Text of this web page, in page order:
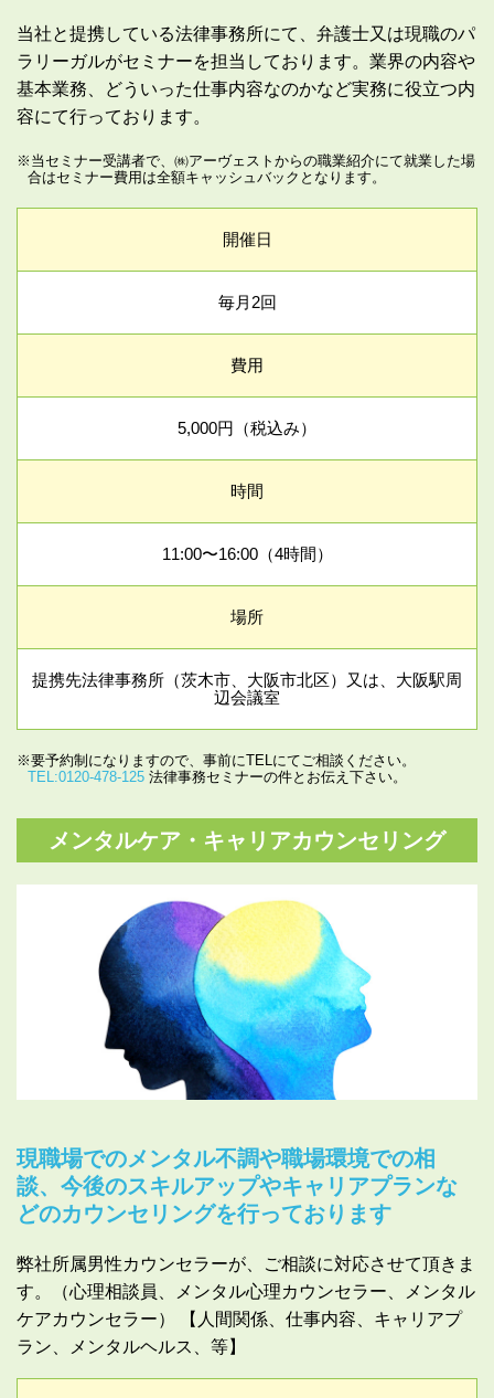
当社と提携している法律事務所にて、弁護士又は現職のパ
ラリーガルがセミナーを担当しております。業界の内容や
基本業務、どういった仕事内容なのかなど実務に役立つ内
容にて行っております。
※当セミナー受講者で、㈱アーヴェストからの職業紹介にて就業した場
合はセミナー費用は全額キャッシュバックとなります。
開催日
毎月2回
費用
5,000円（税込み）
時間
11:00〜16:00（4時間）
場所
提携先法律事務所（茨木市、大阪市北区）又は、大阪駅周
辺会議室
※要予約制になりますので、事前にTELにてご相談ください。
TEL:0120-478-125 法律事務セミナーの件とお伝え下さい。
メンタルケア・キャリアカウンセリング
現職場でのメンタル不調や職場環境での相
談、今後のスキルアップやキャリアプランな
どのカウンセリングを行っております
弊社所属男性カウンセラーが、ご相談に対応させて頂きま
す。（心理相談員、メンタル心理カウンセラー、メンタル
ケアカウンセラー） 【人間関係、仕事内容、キャリアプ
ラン、メンタルヘルス、等】